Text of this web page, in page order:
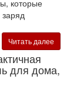
которые
Читать далее
для дома,